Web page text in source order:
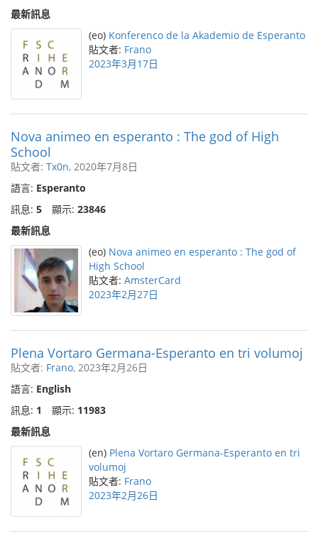
最新訊息
(eo) Konferenco de la Akademio de Esperanto
貼文者: Frano
2023年3月17日
Nova animeo en esperanto : The god of High
School
貼文者: Tx0n, 2020年7月8日
語言: Esperanto
訊息: 5 顯示: 23846
最新訊息
(eo) Nova animeo en esperanto : The god of
High School
貼文者: AmsterCard
2023年2月27日
Plena Vortaro Germana-Esperanto en tri volumoj
貼文者: Frano, 2023年2月26日
語言: English
訊息: 1 顯示: 11983
最新訊息
(en) Plena Vortaro Germana-Esperanto en tri
volumoj
貼文者: Frano
2023年2月26日